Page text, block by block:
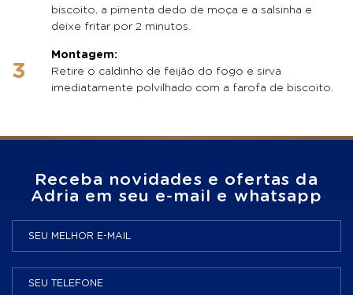
biscoito, a pimenta dedo de moça e a salsinha e
deixe fritar por 2 minutos.
Montagem:
Retire o caldinho de feijão do fogo e sirva
imediatamente polvilhado com a farofa de biscoito.
Receba novidades e ofertas da
Adria em seu e-mail e whatsapp